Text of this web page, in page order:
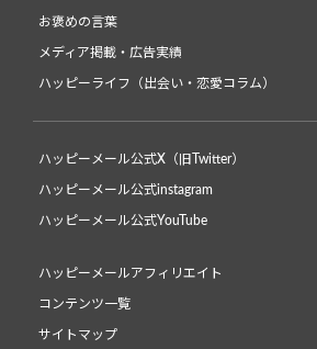
お褒めの言葉
メディア掲載・広告実績
ハッピーライフ（出会い・恋愛コラム）
ハッピーメール公式X（旧Twitter）
ハッピーメール公式instagram
ハッピーメール公式YouTube
ハッピーメールアフィリエイト
コンテンツ一覧
サイトマップ